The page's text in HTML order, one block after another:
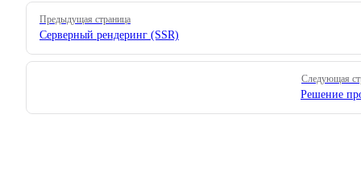
Pager
Предыдущая страница
Серверный рендеринг (SSR)
Следующая
Решение